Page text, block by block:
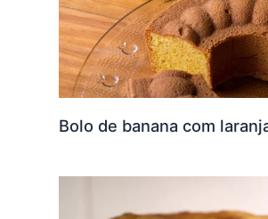
Bolo de banana com